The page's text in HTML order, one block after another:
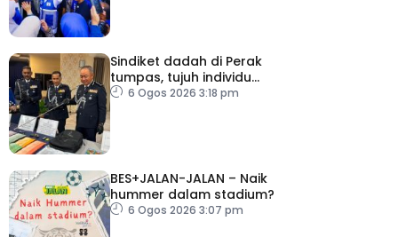
Sindiket dadah di Perak
tumpas, tujuh individu
ditahan
6 Ogos 2026 3:18 pm
BES+JALAN-JALAN – Naik
hummer dalam stadium?
6 Ogos 2026 3:07 pm